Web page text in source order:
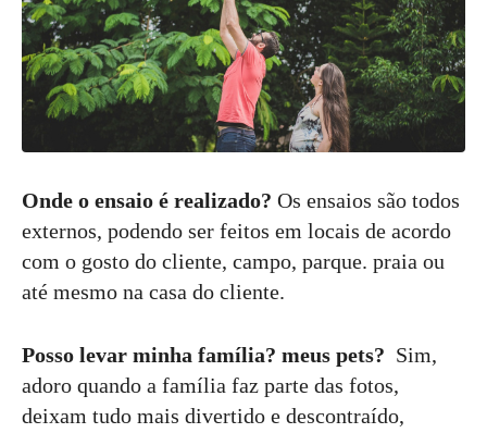
Onde o ensaio é realizado? Os ensaios são todos
externos, podendo ser feitos em locais de acordo
com o gosto do cliente, campo, parque. praia ou
até mesmo na casa do cliente.
Posso levar minha família? meus pets? Sim,
adoro quando a família faz parte das fotos,
deixam tudo mais divertido e descontraído,